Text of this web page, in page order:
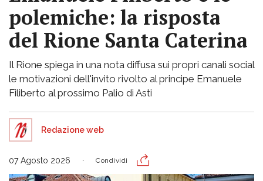
polemiche: la risposta
del Rione Santa Caterina
Il Rione spiega in una nota diffusa sui propri canali social
le motivazioni dell'invito rivolto al principe Emanuele
Filiberto al prossimo Palio di Asti
Redazione web
07 Agosto 2026 Condividi